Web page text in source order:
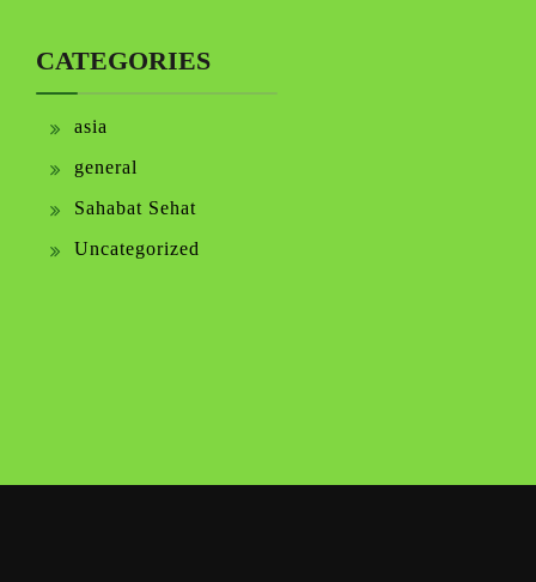
CATEGORIES
asia
general
Sahabat Sehat
Uncategorized